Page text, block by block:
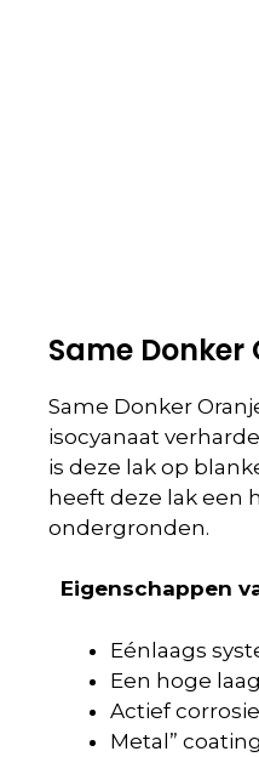
Same Donker
Same Donker
isocyanaat
is deze lak op
heeft deze lak een
ondergronden.
Eigenschappen
Eénlaags
Een hoge
Actief
Metal” coating